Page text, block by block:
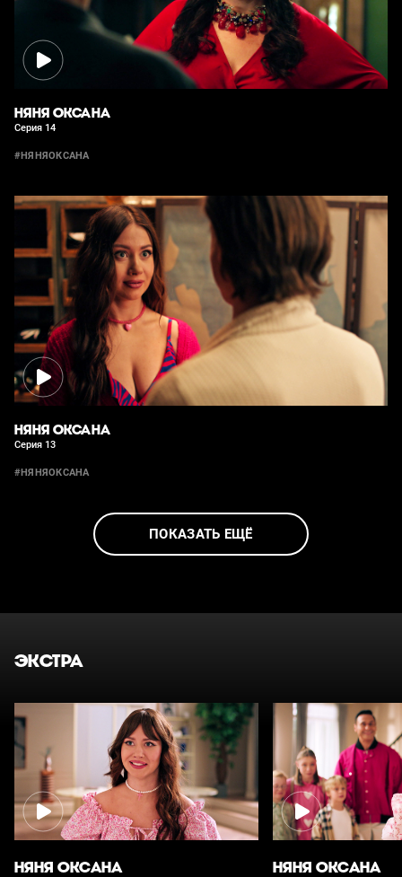
НЯНЯ ОКСАНА
Серия 14
#НЯНЯОКСАНА
НЯНЯ ОКСАНА
Серия 13
#НЯНЯОКСАНА
ПОКАЗАТЬ ЕЩЁ
ЭКСТРА
НЯНЯ ОКСАНА НЯНЯ ОКСАНА